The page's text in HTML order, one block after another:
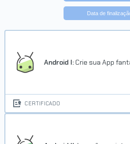
Data de
Android I: Crie sua App
CERTIFICADO